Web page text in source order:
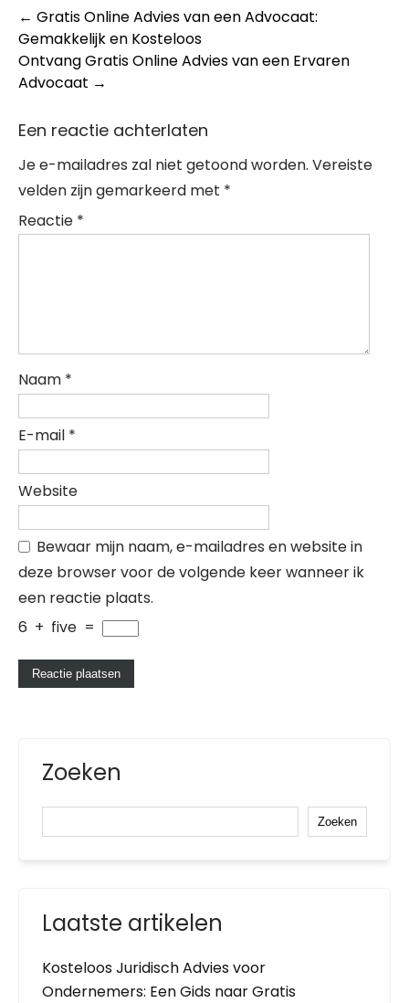
Post
navigation
← Gratis Online Advies van een Advocaat:
Gemakkelijk en Kosteloos
Ontvang Gratis Online Advies van een Ervaren
Advocaat →
Een reactie achterlaten
Je e-mailadres zal niet getoond worden. Vereiste
velden zijn gemarkeerd met *
Reactie *
Naam *
E-mail *
Website
Bewaar mijn naam, e-mailadres en website in
deze browser voor de volgende keer wanneer ik
een reactie plaats.
6 + five =
Zoeken
Zoeken
Laatste artikelen
Kosteloos Juridisch Advies voor
Ondernemers: Een Gids naar Gratis